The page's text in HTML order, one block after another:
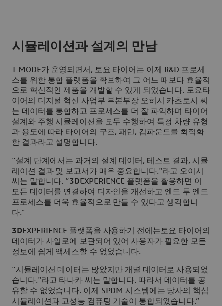
시뮬레이션과 설계의 만남
T-MODE가 운영되면서, 토요 타이어는 이제 R&D 프로세
스를 위한 통합 플랫폼을 확보하여 그 어느 때보다 효율적
으로 혁신적인 제품을 개발할 수 있게 되었습니다. 토요타
이어의 디지털 혁신 사업부 부본부장 오히시 카츠토시 씨
는 데이터를 통합하고 프로세스를 더 잘 파악하며 타이어
설계와 주행 시뮬레이션을 모두 수행하여 특정 차량 유형
과 용도에 따라 타이어의 구조, 패턴, 컴파운드를 최적화
한 결과라고 설명합니다.
“설계 단계에서는 과거의 설계 데이터, 테스트 결과, 시뮬
레이션 결과 및 보고서가 매우 중요합니다."라고 오이시
씨는 말합니다. “3DEXPERIENCE 플랫폼을 활용하면 이
모든 데이터를 연결하여 디자인을 개선하고 엔드 투 엔드
프로세스를 더욱 효율적으로 만들 수 있다고 생각합니
다.”
3DEXPERIENCE 플랫폼을 사용하기 전에는토요 타이어의
데이터가 사일로에 보관되어 있어 사용자가 필요한 모든
정보에 쉽게 액세스할 수 없었습니다.
“시뮬레이션 데이터는 많았지만 개별 데이터로 사용되었
습니다."라고 타나카 씨는 말합니다. 따라서 데이터를 공
유할 수 없었습니다. 이제 SPDM 시스템에는 당사의 핵심
시뮬레이션과 고성능 컴퓨팅 기술이 통합되었습니다.”